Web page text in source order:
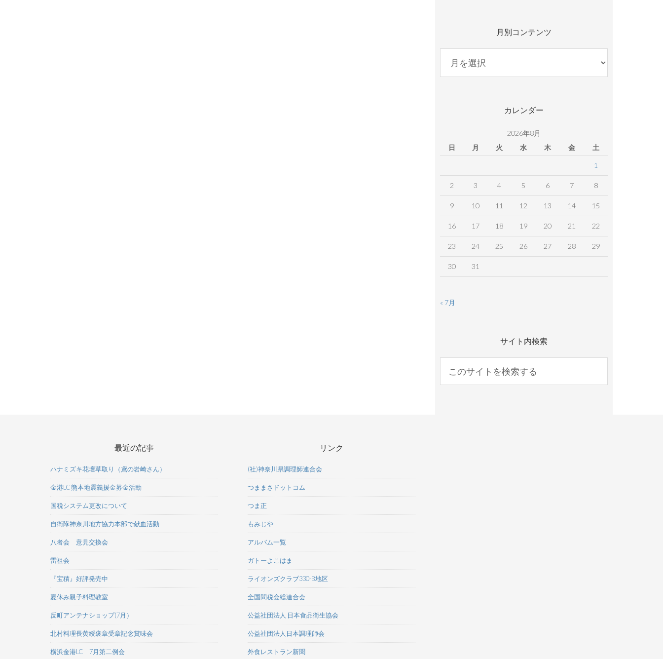
月別コンテンツ
コ
カレンダー
2026年8月
日
月 火 水 木 金 土
1
2 3 4 5 6 7 8
9 10 11 12 13 14 15
16 17 18 19 20 21 22
23 24 25 26 27 28 29
30 31
« 7月
サイト内検索
最近の記事
ハナミズキ花壇草取り（鳶の岩崎さん）
金港LC 熊本地震義援金募金活動
国税システム更改について
自衛隊神奈川地方協力本部で献血活動
八者会 意見交換会
雷祖会
『宝積』好評発売中
夏休み親子料理教室
反町アンテナショップ(7月）
北村料理長黄綬褒章受章記念賞味会
横浜金港LC 7月第二例会
リンク
(社)神奈川県調理師連合会
つままさドットコム
つま正
もみじや
アルバム一覧
ガトーよこはま
ライオンズクラブ330-B地区
全国間税会総連合会
公益社団法人 日本食品衛生協会
公益社団法人日本調理師会
外食レストラン新聞